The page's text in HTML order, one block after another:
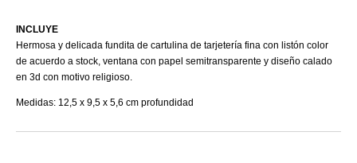
INCLUYE
Hermosa y delicada fundita de cartulina de tarjetería fina con listón color
de acuerdo a stock, ventana con papel semitransparente y diseño calado
en 3d con motivo religioso.
Medidas: 12,5 x 9,5 x 5,6 cm profundidad